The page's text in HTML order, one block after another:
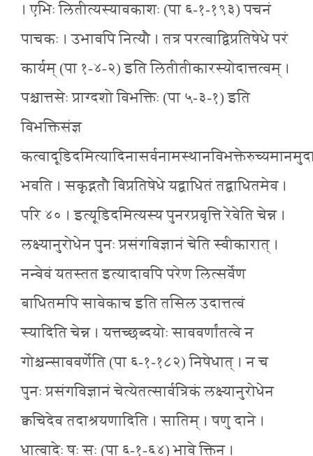
। एभिः लितीत्यस्यावकाशः (पा ६-१-१९३) पचनं
पाचकः । उभावपि नित्यौ । तत्र परत्वाद्विप्रतिषेधे परं
कार्यम् (पा १-४-२) इति लितीतीकारस्योदात्तत्वम् ।
पश्चात्तसेः प्राग्दशो विभक्तिः (पा ५-३-१) इति
विभक्तिसंज्ञ
भवति । सकृद्गतौ विप्रतिषेधे यद्बाधितं तद्बाधितमेव ।
परि ४० । इत्यूडिदमित्यस्य पुनरप्रवृत्ति रेवेति चेन्न ।
लक्ष्यानुरोधेन पुनः प्रसंगविज्ञानं चेति स्वीकारात् ।
नन्वेवं यतस्तत इत्यादावपि परेण लित्सर्वेण
बाधितमपि सावेकाच इति तसिल उदात्तत्वं
स्यादिति चेन्न । यत्तच्छब्दयोः साववर्णांतत्वे न
गोश्चन्साववर्णेति (पा ६-१-१८२) निषेधात् । न च
पुनः प्रसंगविज्ञानं चेत्येतत्सार्वत्रिकं लक्ष्यानुरोधेन
क्वचिदेव तदाश्रयणादिति । सातिम् । षणु दाने ।
धात्वादेः षः सः (पा ६-१-६४) भावे क्तिन् ।